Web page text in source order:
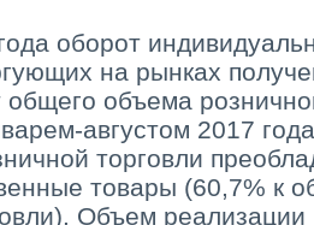
оборот
на рынках
общего объема
августом 2017
торговли
товары (60,7% к
Объем